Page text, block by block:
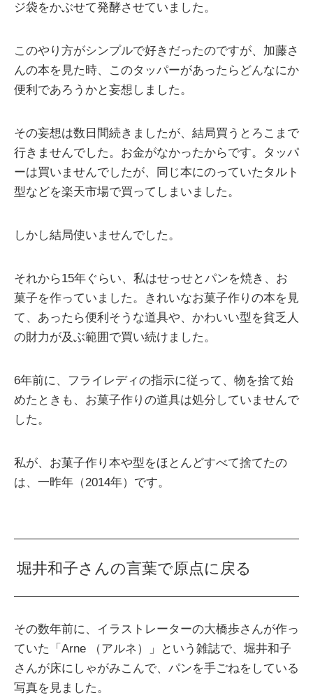
ジ袋をかぶせて発酵させていました。
このやり方がシンプルで好きだったのですが、加藤さ
んの本を見た時、このタッパーがあったらどんなにか
便利であろうかと妄想しました。
その妄想は数日間続きましたが、結局買うとろこまで
行きませんでした。お金がなかったからです。タッパ
ーは買いませんでしたが、同じ本にのっていたタルト
型などを楽天市場で買ってしまいました。
しかし結局使いませんでした。
それから15年ぐらい、私はせっせとパンを焼き、お
菓子を作っていました。きれいなお菓子作りの本を見
て、あったら便利そうな道具や、かわいい型を貧乏人
の財力が及ぶ範囲で買い続けました。
6年前に、フライレディの指示に従って、物を捨て始
めたときも、お菓子作りの道具は処分していませんで
した。
私が、お菓子作り本や型をほとんどすべて捨てたの
は、一昨年（2014年）です。
堀井和子さんの言葉で原点に戻る
その数年前に、イラストレーターの大橋歩さんが作っ
ていた「Arne （アルネ）」という雑誌で、堀井和子
さんが床にしゃがみこんで、パンを手ごねをしている
写真を見ました。